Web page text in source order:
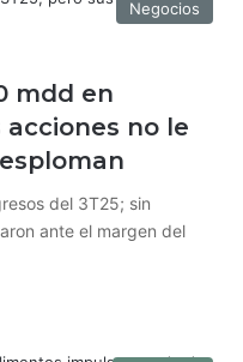
Negocios
mdd en
acciones no le
del 3T25; sin
ante el margen del